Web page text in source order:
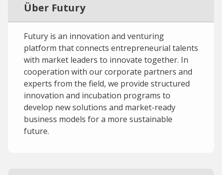
Über Futury
Futury is an innovation and venturing
platform that connects entrepreneurial talents
with market leaders to innovate together. In
cooperation with our corporate partners and
experts from the field, we provide structured
innovation and incubation programs to
develop new solutions and market-ready
business models for a more sustainable
future.